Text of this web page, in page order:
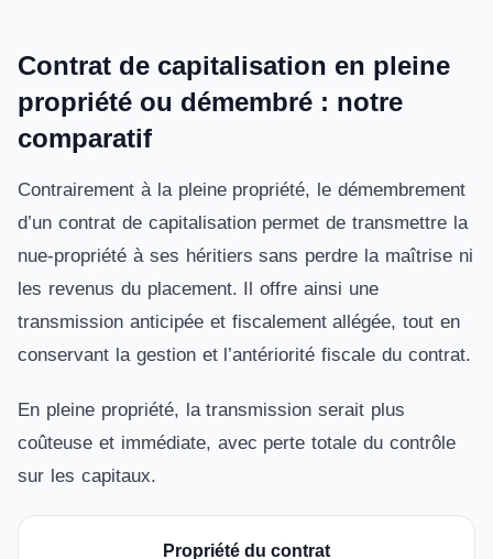
Contrat de capitalisation en pleine
propriété ou démembré : notre
comparatif
Contrairement à la pleine propriété, le démembrement
d’un contrat de capitalisation permet de transmettre la
nue-propriété à ses héritiers sans perdre la maîtrise ni
les revenus du placement. Il offre ainsi une
transmission anticipée et fiscalement allégée, tout en
conservant la gestion et l’antériorité fiscale du contrat.
En pleine propriété, la transmission serait plus
coûteuse et immédiate, avec perte totale du contrôle
sur les capitaux.
Propriété du contrat